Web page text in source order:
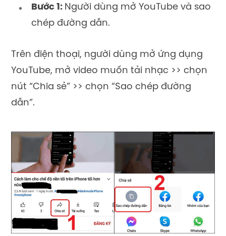
Bước 1: Người dùng mở YouTube và sao
chép đường dẫn.
Trên điện thoại, người dùng mở ứng dụng
YouTube, mở video muốn tải nhạc >> chọn
nút “Chia sẻ” >> chọn “Sao chép đường
dẫn”.